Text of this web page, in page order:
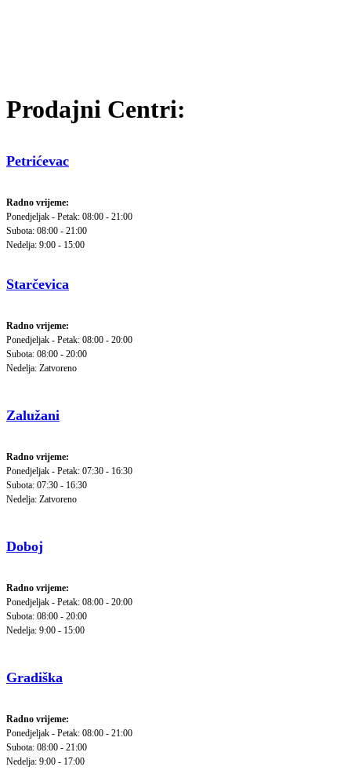
Prodajni Centri:
Petrićevac
Radno vrijeme:
Ponedjeljak - Petak: 08:00 - 21:00
Subota: 08:00 - 21:00
Nedelja: 9:00 - 15:00
Starčevica
Radno vrijeme:
Ponedjeljak - Petak: 08:00 - 20:00
Subota: 08:00 - 20:00
Nedelja: Zatvoreno
Zalužani
Radno vrijeme:
Ponedjeljak - Petak: 07:30 - 16:30
Subota: 07:30 - 16:30
Nedelja: Zatvoreno
Doboj
Radno vrijeme:
Ponedjeljak - Petak: 08:00 - 20:00
Subota: 08:00 - 20:00
Nedelja: 9:00 - 15:00
Gradiška
Radno vrijeme:
Ponedjeljak - Petak: 08:00 - 21:00
Subota: 08:00 - 21:00
Nedelja: 9:00 - 17:00